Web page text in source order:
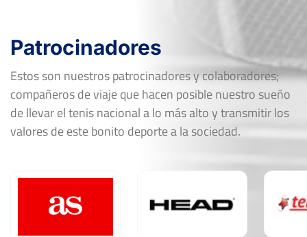
Patrocinadores
Estos son nuestros patrocinadores y colaboradores;
compañeros de viaje que hacen posible nuestro sueño
de llevar el tenis nacional a lo más alto y transmitir los
valores de este bonito deporte a la sociedad.